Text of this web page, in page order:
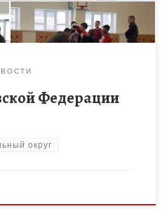
Федерации
округ